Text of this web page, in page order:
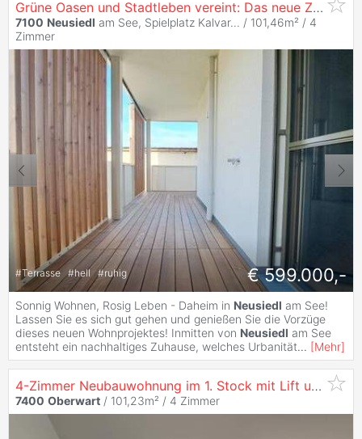
Grüne Oasen und Stadtleben vereint: Das neue Zuhause in
7100 Neusiedl am See, Spielplatz Kalvar... / 101,46m² / 4
Zimmer
#Terrasse #hell #ruhig € 599.000,-
Sonnig Wohnen, Rosig Leben - Daheim in Neusiedl am See!
Lassen Sie es sich gut gehen und genießen Sie die Vorzüge
dieses neuen Wohnprojektes! Inmitten von Neusiedl am See
entsteht ein nachhaltiges Zuhause, welches Urbanität... [Mehr]
4-Zimmer Neubauwohnung im 1. Stock mit Lift und Loggia in der Billrothgasse!
7400 Oberwart / 101,23m² / 4 Zimmer